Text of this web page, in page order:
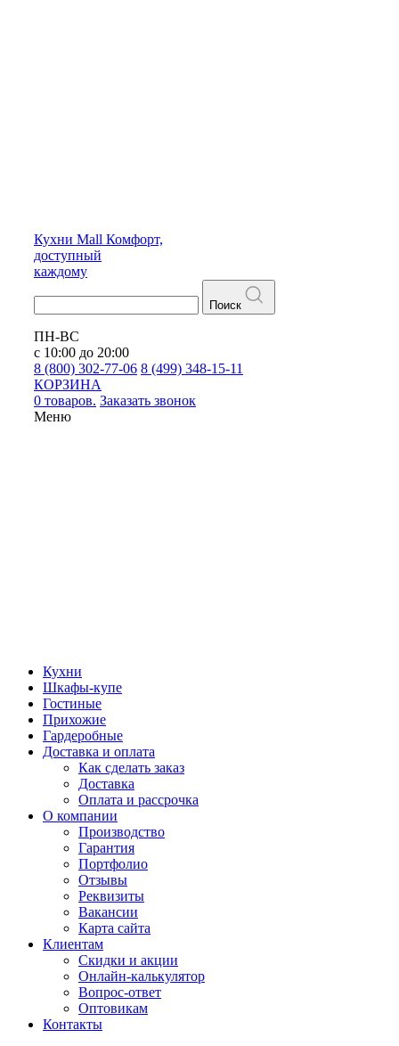
Кухни Mall Комфорт,
доступный
каждому
Поиск
ПН-ВС
с 10:00 до 20:00
8 (800) 302-77-06 8 (499) 348-15-11
КОРЗИНА
0 товаров. Заказать звонок
Меню
Кухни
Шкафы-купе
Гостиные
Прихожие
Гардеробные
Доставка и оплата
Как сделать заказ
Доставка
Оплата и рассрочка
О компании
Производство
Гарантия
Портфолио
Отзывы
Реквизиты
Вакансии
Карта сайта
Клиентам
Скидки и акции
Онлайн-калькулятор
Вопрос-ответ
Оптовикам
Контакты